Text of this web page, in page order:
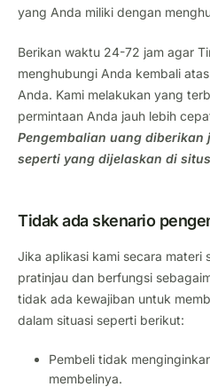
yang Anda miliki dengan
Berikan waktu 24-72 jam agar
menghubungi Anda kembali
Anda. Kami melakukan yang
permintaan Anda jauh lebih
Pengembalian uang
seperti yang dijelaskan di
Tidak ada skenario
Jika aplikasi kami secara materi
pratinjau dan berfungsi
tidak ada kewajiban untuk
dalam situasi seperti berikut:
Pembeli tidak
membelinya.